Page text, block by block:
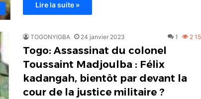
Lire la suite »
TOGONYIGBA 24 janvier 2023 1 2
Togo: Assassinat du colonel
Toussaint Madjoulba : Félix
kadangah, bientôt par devant la
cour de la justice militaire ?